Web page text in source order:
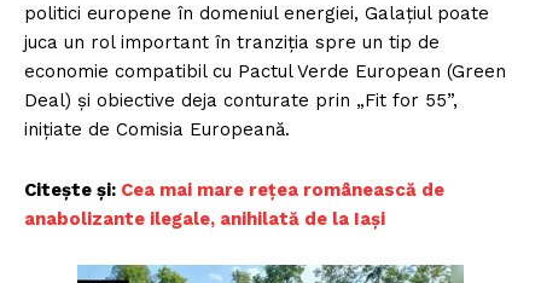
politici europene în domeniul energiei, Galațiul poate
juca un rol important în tranziția spre un tip de
economie compatibil cu Pactul Verde European (Green
Deal) și obiective deja conturate prin „Fit for 55”,
inițiate de Comisia Europeană.
Citește și: Cea mai mare reţea românească de
anabolizante ilegale, anihilată de la Iaşi